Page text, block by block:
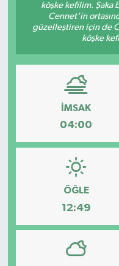
köşke kefilim. Şaka
Cennet'in
güzelleştiren için de
köşke
İMSAK
04:00
ÖĞLE
12:49
ESENTEPE
GAZİMAĞUSA
GÜNDEM
İÇ HABERLER
LAPTA